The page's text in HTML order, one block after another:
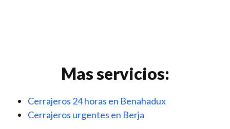
Mas servicios:
Cerrajeros 24 horas en Benahadux
Cerrajeros urgentes en Berja